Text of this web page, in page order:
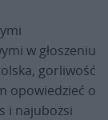
w głoszeniu
gorliwość
opowiedzieć o
i najubożsi